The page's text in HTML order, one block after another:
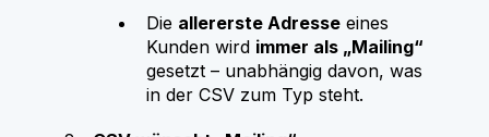
Die allererste Adresse eines
Kunden wird immer als „Mailing“
gesetzt – unabhängig davon, was
in der CSV zum Typ steht.